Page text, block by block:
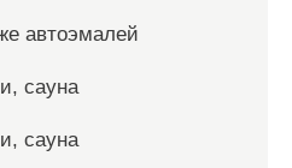
автоэмалей
сауна
сауна